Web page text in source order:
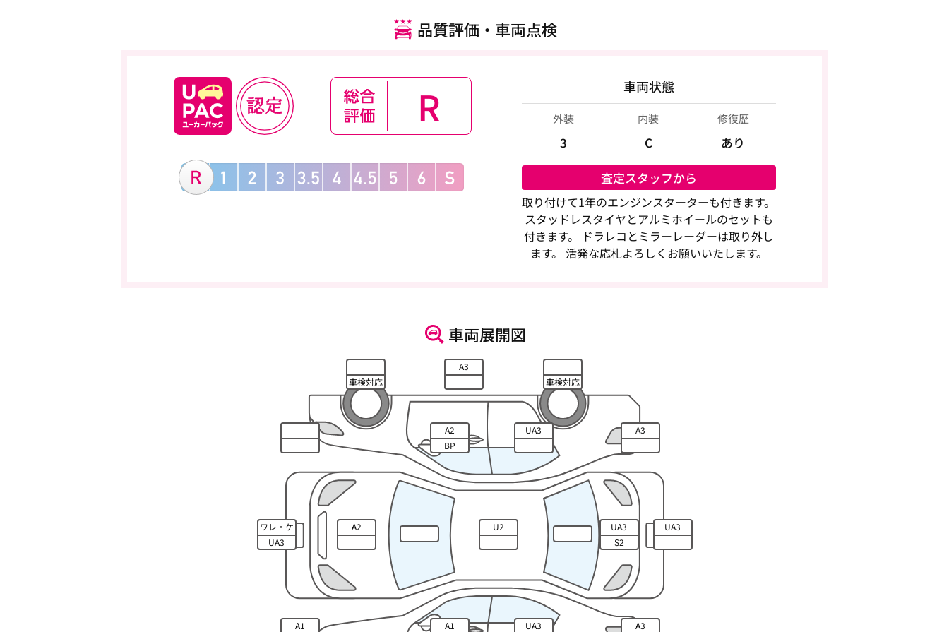
品質評価・車両点検
R 車両状態
外装
3
内装
C
修復歴
あり
査定スタッフから
取り付けて1年のエンジンスターターも付きます。
スタッドレスタイヤとアルミホイールのセットも
付きます。 ドラレコとミラーレーダーは取り外し
ます。 活発な応札よろしくお願いいたします。
車両展開図
車検対応
A3
車検対応
A2
BP
UA3 A3
ワレ・ケ
ズレ
UA3
A2 U2
UA3
S2
UA3
A1 A1 UA3 A3